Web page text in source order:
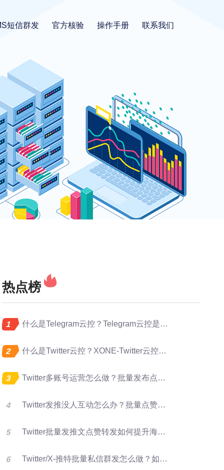
短信群发 官方核验 操作手册 联系我们
热点榜
什么是Telegram云控？Telegram云控是做什么的？
什么是Twitter云控？XONE-Twitter云控是做什么的？
Twitter多账号运营怎么做？批量发布点赞转发完整指南
Twitter发推没人互动怎么办？批量点赞评论转发提升曝光
Twitter批量发推文点赞转发如何提升海外账号矩阵运营效率？
Twitter/X-推特批量私信群发怎么做？如何提升推特转化率？